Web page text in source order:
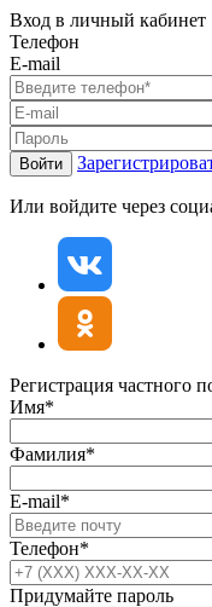
Вход в личный кабинет
Телефон
E-mail
Войти
Или войдите через
Регистрация частного
Имя*
Фамилия*
E-mail*
Телефон*
Придумайте пароль